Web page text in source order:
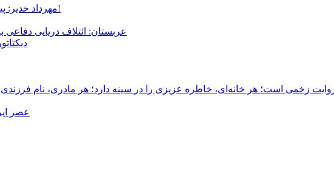
مهرداد خدیر: پیام روشن پزشکیان در گفت‌و‌گوی تصویری با مرد نامرئی: من هستم!
عربستان: ائتلاف دریایی
زخمی است؛ هر خانه‌ای، خاطره عزیزی را در سینه دارد؛ هر مادری، نام
عصر